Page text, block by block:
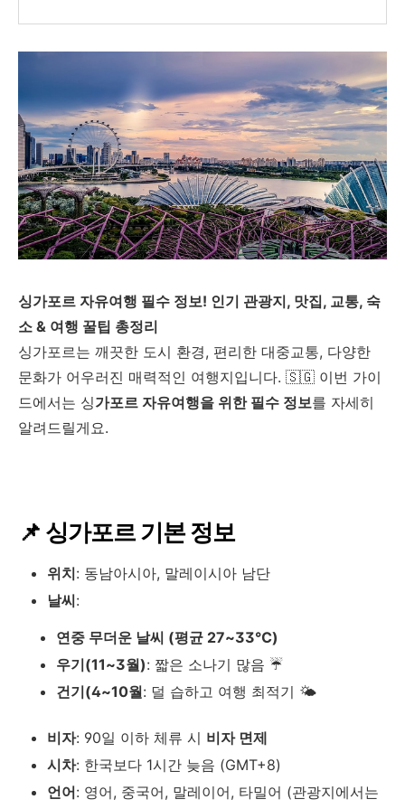
싱가포르 자유여행 필수 정보! 인기 관광지, 맛집, 교통, 숙
소 & 여행 꿀팁 총정리
싱가포르는 깨끗한 도시 환경, 편리한 대중교통, 다양한
문화가 어우러진 매력적인 여행지입니다. 🇸🇬 이번 가이
드에서는 싱가포르 자유여행을 위한 필수 정보를 자세히
알려드릴게요.
📌 싱가포르 기본 정보
위치: 동남아시아, 말레이시아 남단
날씨:
연중 무더운 날씨 (평균 27~33℃)
우기(11~3월): 짧은 소나기 많음 ☔
건기(4~10월: 덜 습하고 여행 최적기 🌤
비자: 90일 이하 체류 시 비자 면제
시차: 한국보다 1시간 늦음 (GMT+8)
언어: 영어, 중국어, 말레이어, 타밀어 (관광지에서는